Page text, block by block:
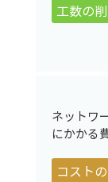
工数の
ネットワ
にかかる
コスト